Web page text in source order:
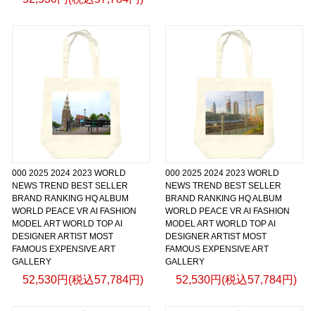
000 2025 2024 2023 WORLD
NEWS TREND BEST SELLER
BRAND RANKING HQ ALBUM
WORLD PEACE VR AI FASHION
MODEL ART WORLD TOP AI
DESIGNER ARTIST MOST
FAMOUS EXPENSIVE ART
GALLERY
52,530円(税込57,784円)
000 2025 2024 2023 WORLD
NEWS TREND BEST SELLER
BRAND RANKING HQ ALBUM
WORLD PEACE VR AI FASHION
MODEL ART WORLD TOP AI
DESIGNER ARTIST MOST
FAMOUS EXPENSIVE ART
GALLERY
52,530円(税込57,784円)